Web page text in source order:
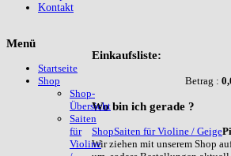
Kontakt
Einkaufsliste:
Betrag :
Wobin ich gerade ?
ShopSaiten für Violine / Geige
Wir ziehen mit unserem Shop
Menü
Startseite
Shop
Shop-
Übersicht
Saiten
für
Violine